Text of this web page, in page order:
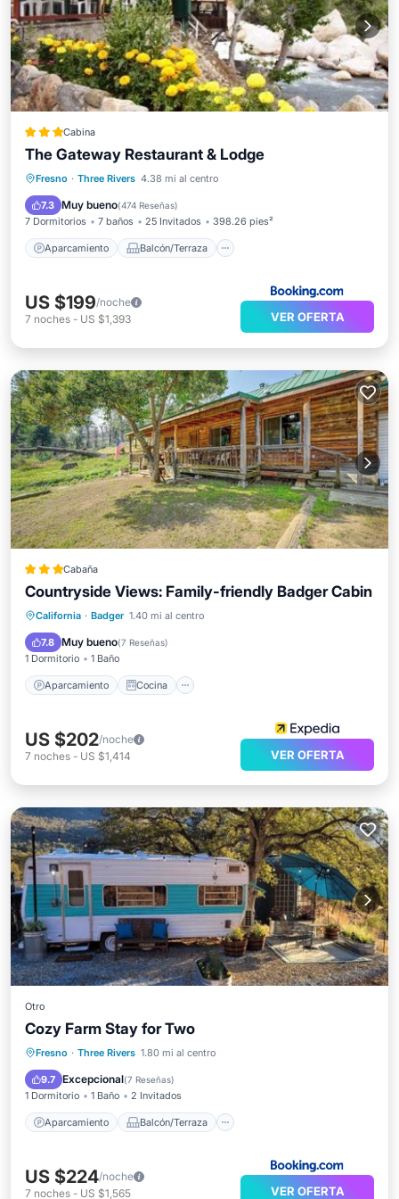
Cabina
The Gateway Restaurant & Lodge
Fresno · Three Rivers 4.38 mi al centro
7.3 Muy bueno(474 Reseñas)
7 Dormitorios 7 baños 25 Invitados 398.26 pies²
Aparcamiento Balcón/Terraza
Aparcamiento
Balcón/Terraza
Aire acondicionado
US $199/noche
7 noches - US $1,393 VER OFERTA
Cabaña
Countryside Views: Family-friendly Badger Cabin
California · Badger 1.40 mi al centro
7.8 Muy bueno(7 Reseñas)
1 Dormitorio 1 Baño
Aparcamiento Cocina
Aparcamiento Cocina
Apto para niños
US $202/noche
7 noches - US $1,414 VER OFERTA
Otro
Cozy Farm Stay for Two
Fresno · Three Rivers 1.80 mi al centro
9.7 Excepcional(7 Reseñas)
1 Dormitorio 1 Baño 2 Invitados
Aparcamiento Balcón/Terraza
Aparcamiento
Balcón/Terraza
Aire acondicionado
US $224/noche
7 noches - US $1,565 VER OFERTA